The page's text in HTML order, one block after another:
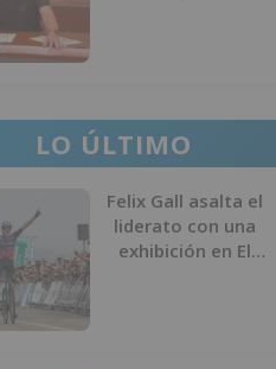
LO ÚLTIMO
Felix Gall asalta el
liderato con una
exhibición en El